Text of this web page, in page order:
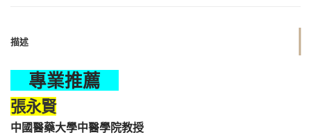
描述
專業推薦
張永賢
中國醫藥大學中醫學院教授